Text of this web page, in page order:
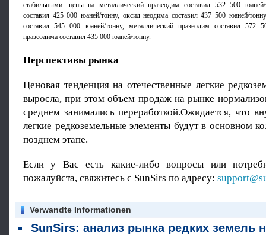
стабильными: цены на металлический празеодим составил 532 500 юаней/
составил 425 000 юаней/тонну, оксид неодима составил 437 500 юаней/
составил 545 000 юаней/тонну, металлический празеодим составил 572
празеодима составил 435 000 юаней/тонну.
Перспективы рынка
Ценовая тенденция на отечественные легкие
выросла, при этом объем продаж на рынке
среднем занимались переработкой.Ожидается, что
легкие редкоземельные элементы будут в основном
позднем этапе.
Если у Вас есть какие-либо вопросы или
пожалуйста, свяжитесь с SunSirs по адресу:
Verwandte Informationen
SunSirs: анализ рынка редких земель на 30